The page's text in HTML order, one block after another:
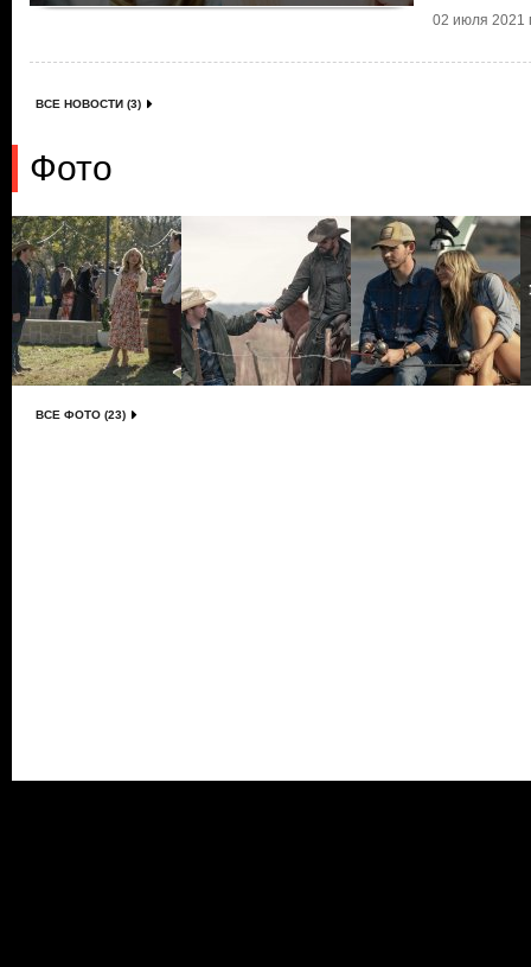
02 июля 2021
ВСЕ НОВОСТИ (3)
Фото
ВСЕ ФОТО (23)